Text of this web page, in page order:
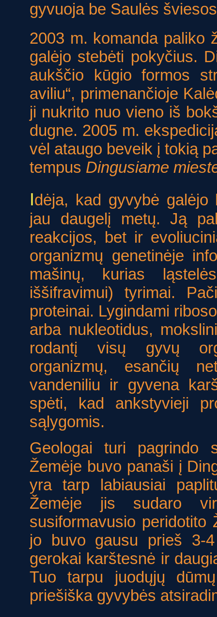
gyvuoja be Saulės
2003 m. komanda paliko
galėjo stebėti pokyčius.
aukščio kūgio formos
aviliu“, primenančioje
ji nukrito nuo vieno iš
dugne. 2005 m.
vėl ataugo beveik į tokią
tempus Dingusiame
Idėja, kad gyvybė galėjo
jau daugelį metų. Ją
reakcijos, bet ir
organizmų genetinėje
mašinų, kurias
iššifravimui) tyrimai.
proteinai. Lygindami
arba nukleotidus,
rodantį visų gyvų
organizmų, esančių
vandeniliu ir gyvena
spėti, kad ankstyvieji
sąlygomis.
Geologai turi pagrindo
Žemėje buvo panaši į
yra tarp labiausiai
Žemėje jis sudaro
susiformavusio peridotito
jo buvo gausu prieš 3-
gerokai karštesnė ir
Tuo tarpu juodųjų
priešiška gyvybės